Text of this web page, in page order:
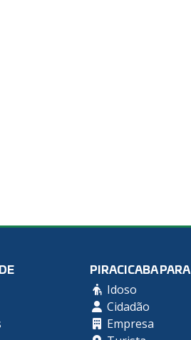
PIRACICABA PARA
Idoso
Cidadão
Empresa